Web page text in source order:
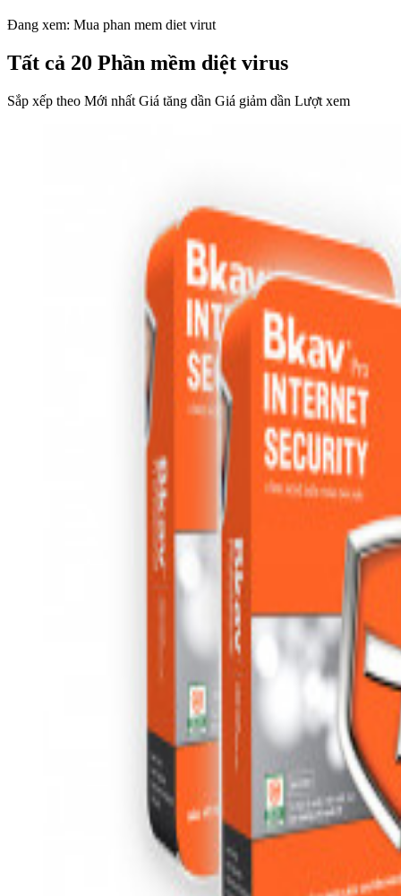
Đang xem: Mua phan mem diet virut
Tất cả 20 Phần mềm diệt virus
Sắp xếp theo Mới nhất Giá tăng dần Giá giảm dần Lượt xem